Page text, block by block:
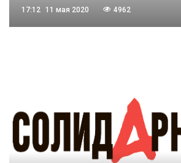
17:12 11 мая 2020 4962